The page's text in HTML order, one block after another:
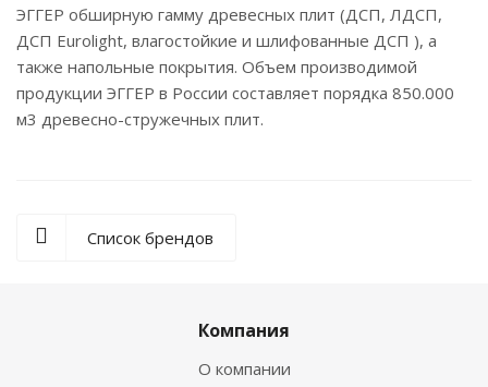
ЭГГЕР обширную гамму древесных плит (ДСП, ЛДСП,
ДСП Eurolight, влагостойкие и шлифованные ДСП ), а
также напольные покрытия. Объем производимой
продукции ЭГГЕР в России составляет порядка 850.000
м3 древесно-стружечных плит.
Список брендов
Компания
О компании